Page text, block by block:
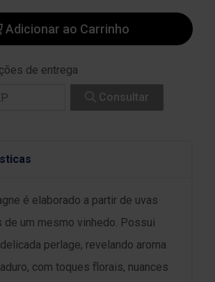
Adicionar ao Carrinho
de entrega
Consultar
é elaborado a partir de uvas
de um mesmo vinhedo. Possui
perlage, revelando aroma
com toques florais, nuances